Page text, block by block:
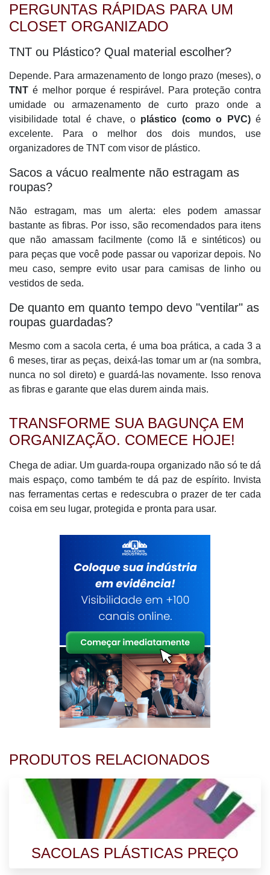
PERGUNTAS RÁPIDAS PARA UM
CLOSET ORGANIZADO
TNT ou Plástico? Qual material escolher?
Depende. Para armazenamento de longo prazo (meses), o
TNT é melhor porque é respirável. Para proteção contra
umidade ou armazenamento de curto prazo onde a
visibilidade total é chave, o plástico (como o PVC)é
excelente. Para o melhor dos dois mundos, use
organizadores de TNT com visor de plástico.
Sacos a vácuo realmente não estragam as
roupas?
Não estragam, mas um alerta: eles podem amassar
bastante as fibras. Por isso, são recomendados para itens
que não amassam facilmente (como lã e sintéticos) ou
para peças que você pode passar ou vaporizar depois. No
meu caso, sempre evito usar para camisas de linho ou
vestidos de seda.
De quanto em quanto tempo devo "ventilar" as
roupas guardadas?
Mesmo com a sacola certa, é uma boa prática, a cada 3 a
6 meses, tirar as peças, deixá-las tomar um ar (na sombra,
nunca no sol direto) e guardá-las novamente. Isso renova
as fibras e garante que elas durem ainda mais.
TRANSFORME SUA BAGUNÇA EM
ORGANIZAÇÃO. COMECE HOJE!
Chega de adiar. Um guarda-roupa organizado não só te dá
mais espaço, como também te dá paz de espírito. Invista
nas ferramentas certas e redescubra o prazer de ter cada
coisa em seu lugar, protegida e pronta para usar.
PRODUTOS RELACIONADOS
SACOLAS PLÁSTICAS PREÇO